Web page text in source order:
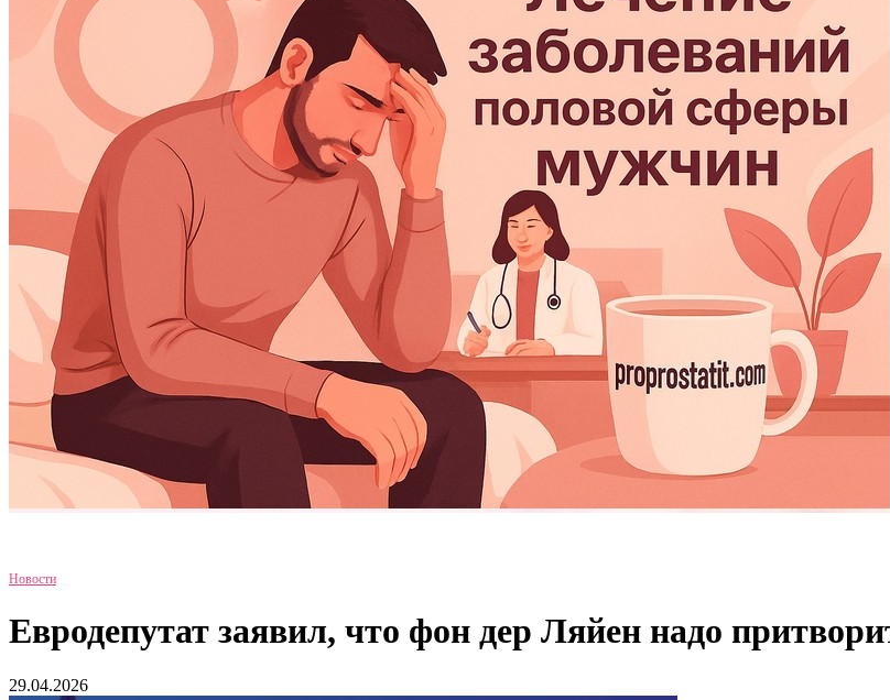
Новости
Евродепутат заявил, что фон дер Ляйен надо
29.04.2026